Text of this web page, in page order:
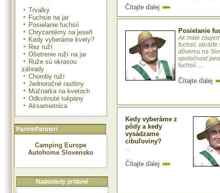
Trvalky
Fuchsie na jar
Posielanie fuchsií
Chryzantémy na jeseň
Kedy vyberáme kvety?
Rez ruží
Ošetrenie ruží na jar
Ruže sú okrasou
záhrady
Choroby ruží
Jednoročné rastliny
Múčnatka na kvetoch
Odkvitnuté tulipány
Aksamietnica
PartnePartneri
Camping Europe
Autohome Slovensko
Naposledy pridané
Čítajte ďalej
Posielanie
Ak máte
fuchsií, obráťte
dôverou na
spoločnosť
fuchsií. ...
Čítajte ďalej
Kedy vyberáme z
pôdy a kedy
vysádzame
cibuľoviny?
...
Čítajte ďalej